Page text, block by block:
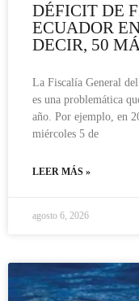
DÉFICIT DE
ECUADOR
DECIR, 50
La Fiscalía General
es una problemática
año. Por ejemplo, en
miércoles 5 de
LEER MÁS »
agosto 6, 2026